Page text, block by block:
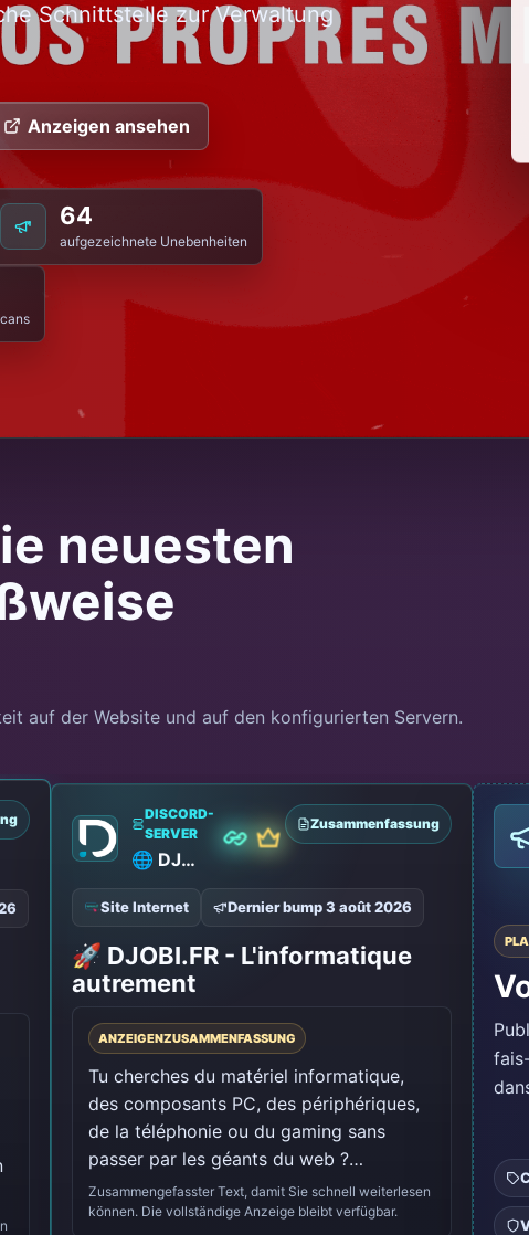
Schnittstelle zur Verwaltung
Anzeigen ansehen
64
aufgezeichnete Unebenheiten
neuesten
auf der Website und auf den konfigurierten Servern.
DISCORD-
SERVER
🌐 DJOBI
PARTNER
PRÄMIE
Zusammenfassung
Site Internet Dernier bump 3 août 2026
🚀 DJOBI.FR - L'informatique
autrement
ANZEIGENZUSAMMENFASSUNG
Tu cherches du matériel informatique,
des composants PC, des périphériques,
de la téléphonie ou du gaming sans
passer par les géants du web ?…
Zusammengefasster Text, damit Sie schnell weiterlesen
können. Die vollständige Anzeige bleibt verfügbar.